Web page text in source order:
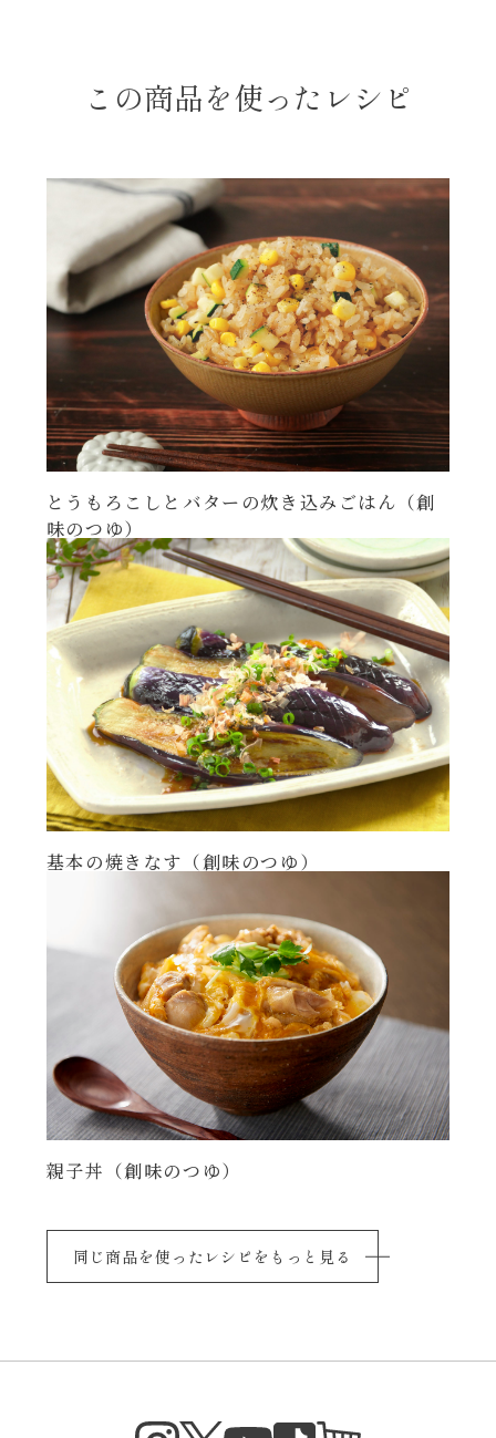
この商品を使ったレシピ
とうもろこしとバターの炊き込みごはん（創
味のつゆ）
基本の焼きなす（創味のつゆ）
親子丼（創味のつゆ）
同じ商品を使ったレシピをもっと見る
Instagram
Twitter TikTok